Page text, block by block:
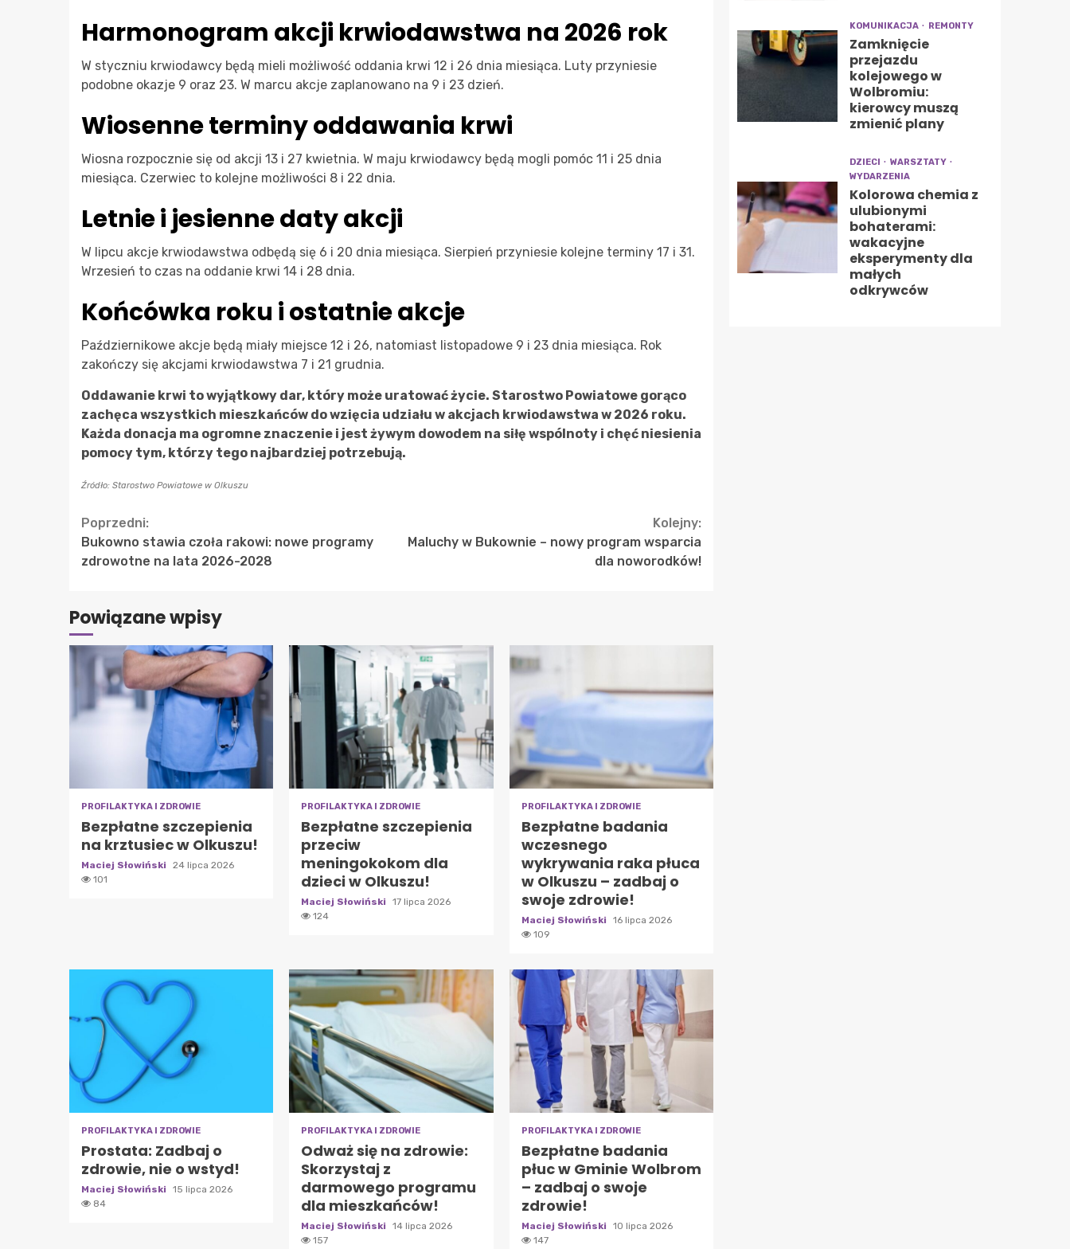
Harmonogram akcji krwiodawstwa na 2026 rok
W styczniu krwiodawcy będą mieli możliwość oddania krwi 12 i 26 dnia miesiąca. Luty przyniesie
podobne okazje 9 oraz 23. W marcu akcje zaplanowano na 9 i 23 dzień.
Wiosenne terminy oddawania krwi
Wiosna rozpocznie się od akcji 13 i 27 kwietnia. W maju krwiodawcy będą mogli pomóc 11 i 25 dnia
miesiąca. Czerwiec to kolejne możliwości 8 i 22 dnia.
Letnie i jesienne daty akcji
W lipcu akcje krwiodawstwa odbędą się 6 i 20 dnia miesiąca. Sierpień przyniesie kolejne terminy 17 i 31.
Wrzesień to czas na oddanie krwi 14 i 28 dnia.
Końcówka roku i ostatnie akcje
Październikowe akcje będą miały miejsce 12 i 26, natomiast listopadowe 9 i 23 dnia miesiąca. Rok
zakończy się akcjami krwiodawstwa 7 i 21 grudnia.
Oddawanie krwi to wyjątkowy dar, który może uratować życie. Starostwo Powiatowe gorąco
zachęca wszystkich mieszkańców do wzięcia udziału w akcjach krwiodawstwa w 2026 roku.
Każda donacja ma ogromne znaczenie i jest żywym dowodem na siłę wspólnoty i chęć niesienia
pomocy tym, którzy tego najbardziej potrzebują.
Źródło: Starostwo Powiatowe w Olkuszu
Continue
Reading
Poprzedni:
Bukowno stawia czoła rakowi: nowe programy
zdrowotne na lata 2026-2028
Kolejny:
Maluchy w Bukownie – nowy program wsparcia
dla noworodków!
Powiązane wpisy
PROFILAKTYKA I ZDROWIE
Bezpłatne szczepienia
na krztusiec w Olkuszu!
Maciej Słowiński
24 lipca 2026
101
PROFILAKTYKA I ZDROWIE
Bezpłatne szczepienia
przeciw
meningokokom dla
dzieci w Olkuszu!
Maciej Słowiński
17 lipca 2026
124
PROFILAKTYKA I ZDROWIE
Bezpłatne badania
wczesnego
wykrywania raka płuca
w Olkuszu – zadbaj o
swoje zdrowie!
Maciej Słowiński
16 lipca 2026
109
PROFILAKTYKA I ZDROWIE
Prostata: Zadbaj o
zdrowie, nie o wstyd!
Maciej Słowiński
15 lipca 2026
84
PROFILAKTYKA I ZDROWIE
Odważ się na zdrowie:
Skorzystaj z
darmowego programu
dla mieszkańców!
Maciej Słowiński
14 lipca 2026
157
PROFILAKTYKA I ZDROWIE
Bezpłatne badania
płuc w Gminie Wolbrom
– zadbaj o swoje
zdrowie!
Maciej Słowiński
10 lipca 2026
147
KOMUNIKACJA REMONTY
Zamknięcie
przejazdu
kolejowego w
Wolbromiu:
kierowcy muszą
zmienić plany
DZIECI
WARSZTATY
WYDARZENIA
Kolorowa chemia z
ulubionymi
bohaterami:
wakacyjne
eksperymenty dla
małych
odkrywców